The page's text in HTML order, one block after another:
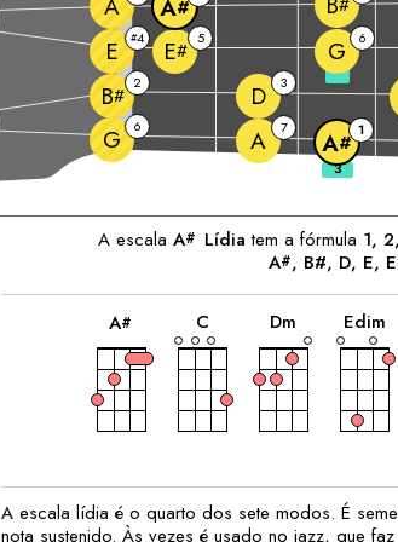
G 6 A 7
A# 1
B# 2 D 3
E
#4 E# 5 G 6
A#
3
A escalaA# Lídia tem a fórmula 1,
A#, B#, D, E,
Acordes
Correspondentes:
A#
acorde
C
acorde
Dm
acorde
Edim
A escala lídia é o quarto dos sete modos. É
nota sustenido. Às vezes é usado no jazz, que